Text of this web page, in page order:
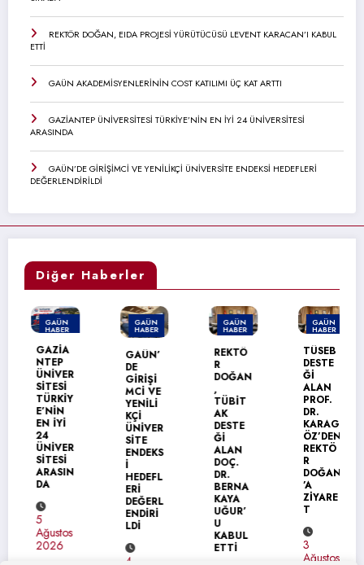
REKTÖR DOĞAN, EIDA PROJESİ YÜRÜTÜCÜSÜ LEVENT KARACAN’I KABUL
ETTİ
GAÜN AKADEMİSYENLERİNİN COST KATILIMI ÜÇ KAT ARTTI
GAZİANTEP ÜNİVERSİTESİ TÜRKİYE’NİN EN İYİ 24 ÜNİVERSİTESİ
ARASINDA
GAÜN’DE GİRİŞİMCİ VE YENİLİKÇİ ÜNİVERSİTE ENDEKSİ HEDEFLERİ
DEĞERLENDİRİLDİ
Diğer Haberler
GAÜN
HABER
MANŞET
GAZİA
NTEP
ÜNİVER
SİTESİ
TÜRKİY
E’NİN
EN İYİ
24
ÜNİVER
SİTESİ
ARASIN
DA
Ağustos
2026
GAÜN
HABER
GAÜN’
DE
GİRİŞİ
MCİ VE
YENİLİ
KÇİ
ÜNİVER
SİTE
ENDEKS
HEDEFL
ERİ
DEĞERL
ENDİRİ
LDİ
GAÜN
HABER
REKTÖ
DOĞAN
TÜBİT
AK
DESTE
Ğİ
ALAN
DOÇ.
DR.
BERNA
KAYA
UĞUR’
KABUL
ETTİ
GAÜN
HABER
TÜSEB
DESTE
Ğİ
ALAN
PROF.
DR.
KARAG
ÖZ’DEN
REKTÖ
DOĞAN
’A
ZİYARE
Ağustos